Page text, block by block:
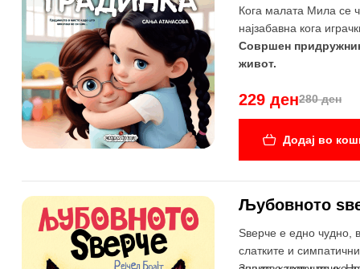
Кoга малата Мила се
најзабавна кога
Совршен
живот.
280 ден
229 ден
Додај во
-38%
Љубовното
Sверче е едно чудно,
слатките и